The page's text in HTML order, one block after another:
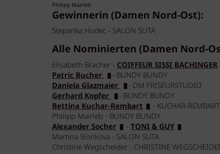
Philipp Mairleb
Gewinnerin (Damen Nord-Ost):
Stepanka Hudec - SALON SUTA
Alle Nominierten (Damen Nord-
Elisabeth Bracher - COIFFEUR SISSI BACHINGER
Patric Bucher
- BUNDY BUNDY
Daniela Glazmaier
- DM FRISEURSTUDIO
Gerhard Kopfer
- BUNDY BUNDY
Bettina Kuchar-Rembart
- KUCHAR-REMBART
Philipp Mairleb - BUNDY BUNDY
Alexander Socher
-TONI & GUY
Martina Slonkova - SALON SUTA
Christine Wegscheider - CHRISTINE